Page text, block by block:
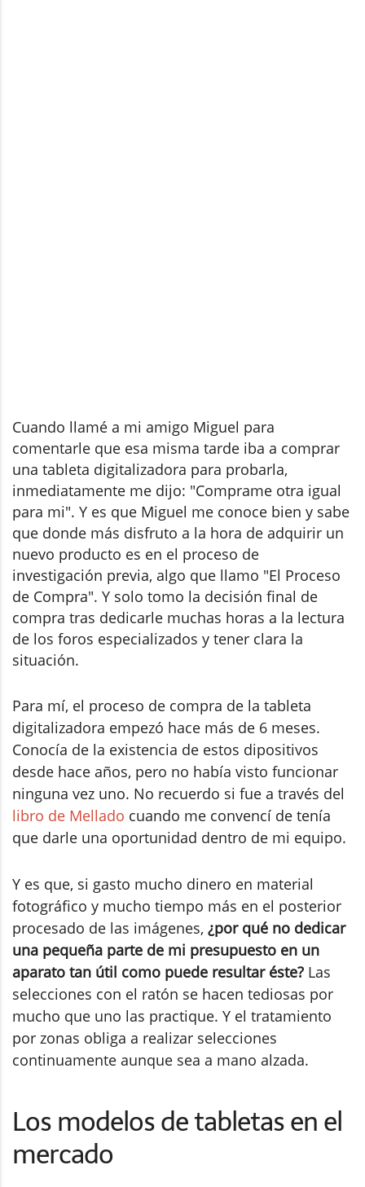
Cuando llamé a mi amigo Miguel para
comentarle que esa misma tarde iba a comprar
una tableta digitalizadora para probarla,
inmediatamente me dijo: "Comprame otra igual
para mi". Y es que Miguel me conoce bien y sabe
que donde más disfruto a la hora de adquirir un
nuevo producto es en el proceso de
investigación previa, algo que llamo "El Proceso
de Compra". Y solo tomo la decisión final de
compra tras dedicarle muchas horas a la lectura
de los foros especializados y tener clara la
situación.
Para mí, el proceso de compra de la tableta
digitalizadora empezó hace más de 6 meses.
Conocía de la existencia de estos dipositivos
desde hace años, pero no había visto funcionar
ninguna vez uno. No recuerdo si fue a través del
libro de Mellado cuando me convencí de tenía
que darle una oportunidad dentro de mi equipo.
Y es que, si gasto mucho dinero en material
fotográfico y mucho tiempo más en el posterior
procesado de las imágenes, ¿por qué no dedicar
una pequeña parte de mi presupuesto en un
aparato tan útil como puede resultar éste? Las
selecciones con el ratón se hacen tediosas por
mucho que uno las practique. Y el tratamiento
por zonas obliga a realizar selecciones
continuamente aunque sea a mano alzada.
Los modelos de tabletas en el
mercado